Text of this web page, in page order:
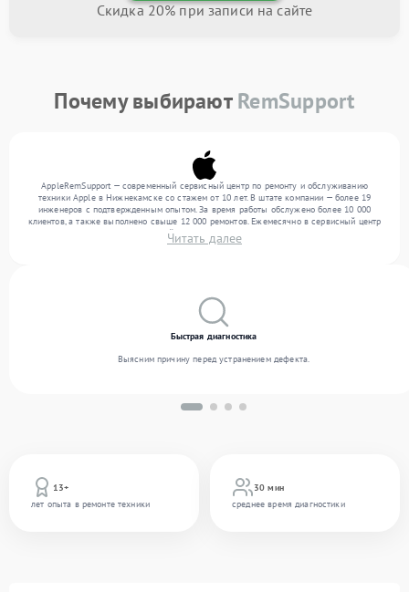
Скидка 20% при записи на сайте
Почему выбираютRemSupport
AppleRemSupport — современный сервисный центр по ремонту и обслуживанию
техники Apple в Нижнекамске со стажем от 10 лет. В штате компании — более 19
инженеров с подтвержденным опытом. За время работы обслужено более 10 000
клиентов, а также выполнено свыше 12 000 ремонтов. Ежемесячно в сервисный центр
поступает более 300 обращений, включая , , . Мы выполняем ремонт различного
уровня сложности и предлагаем стабильный уровень сервиса благодаря опыту
Читать далее
13+
лет опыта в ремонте техники
30 мин
среднее время диагностики
Быстрая диагностика
Выясним причину перед устранением дефекта.